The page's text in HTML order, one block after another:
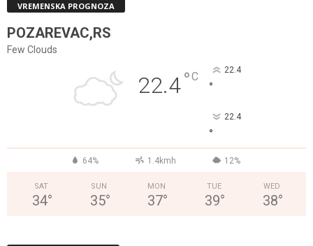
VREMENSKA PROGNOZA
POZAREVAC,RS
Few Clouds
22.4°C 22.4
°
22.4
°
64% 1.4kmh 12%
SAT
34°
SUN
35°
MON
37°
TUE
39°
WED
38°